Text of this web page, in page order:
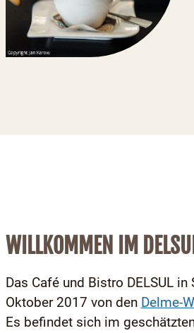
WILLKOMMEN IM
Das Café und Bistro DELSUL
Oktober 2017 von den Delme-
Es befindet sich im